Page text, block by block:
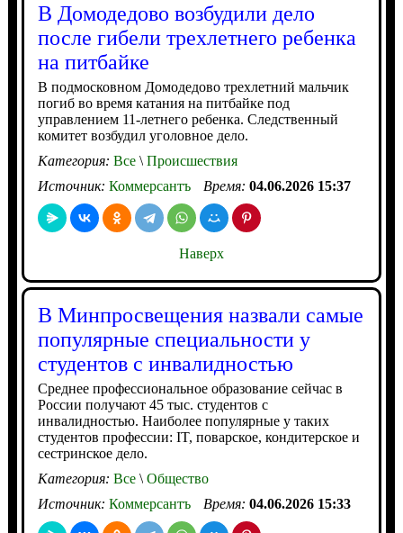
В Домодедово возбудили дело
после гибели трехлетнего ребенка
на питбайке
В подмосковном Домодедово трехлетний мальчик
погиб во время катания на питбайке под
управлением 11-летнего ребенка. Следственный
комитет возбудил уголовное дело.
Категория: Все\Происшествия
Источник: Коммерсантъ Время: 04.06.2026 15:37
Наверх
В Минпросвещения назвали самые
популярные специальности у
студентов с инвалидностью
Среднее профессиональное образование сейчас в
России получают 45 тыс. студентов с
инвалидностью. Наиболее популярные у таких
студентов профессии: IT, поварское, кондитерское и
сестринское дело.
Категория: Все\Общество
Источник: Коммерсантъ Время: 04.06.2026 15:33